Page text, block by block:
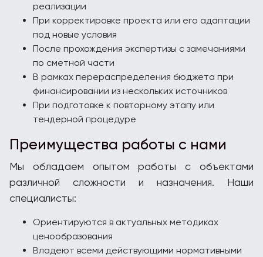
реализации
При корректировке проекта или его адаптации
под новые условия
После прохождения экспертизы с замечаниями
по сметной части
В рамках перераспределения бюджета при
финансировании из нескольких источников
При подготовке к повторному этапу или
тендерной процедуре
Преимущества работы с нами
Мы обладаем опытом работы с объектами
различной сложности и назначения. Наши
специалисты:
Ориентируются в актуальных методиках
ценообразования
Владеют всеми действующими нормативными